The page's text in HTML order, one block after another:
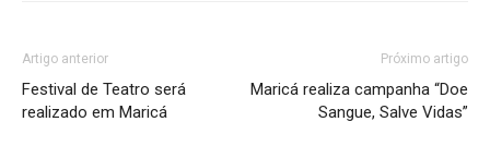
Artigo anterior
Festival de Teatro será
realizado em Maricá
Próximo artigo
Maricá realiza campanha “Doe
Sangue, Salve Vidas”